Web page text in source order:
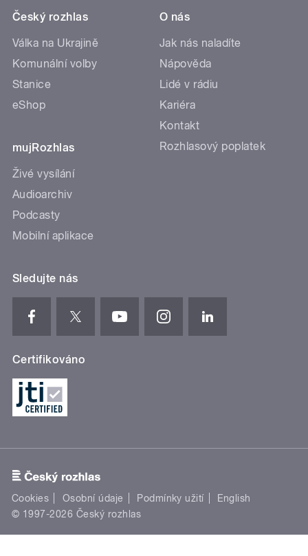
Český rozhlas
Válka na Ukrajině
Komunální volby
Stanice
eShop
mujRozhlas
Živé vysílání
Audioarchiv
Podcasty
Mobilní aplikace
O nás
Jak nás naladíte
Nápověda
Lidé v rádiu
Kariéra
Kontakt
Rozhlasový poplatek
Sledujte nás
Certifikováno
Cookies Osobní údaje Podmínky užití
English
© 1997-2026 Český rozhlas